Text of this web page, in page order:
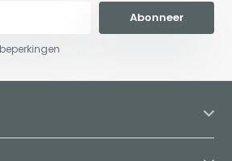
Abonneer